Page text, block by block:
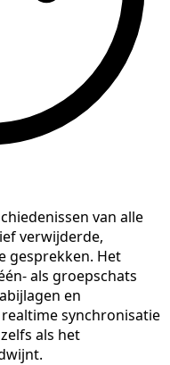
van alle
verwijderde,
gesprekken. Het
als groepschats
en
synchronisatie
als het